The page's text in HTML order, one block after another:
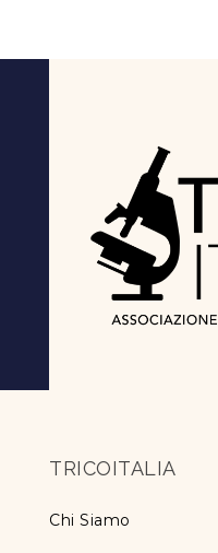
TRICOITALIA
Chi Siamo